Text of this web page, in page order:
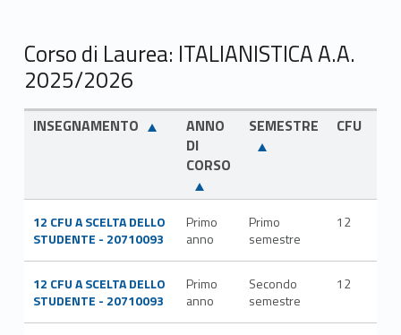
Corso di Laurea: ITALIANISTICA A.A.
2025/2026
INSEGNAMENTO
ANNO
DI
CORSO
SEMESTRE CFU
12 CFU A SCELTA DELLO
STUDENTE - 20710093
Primo
anno
Primo
semestre
12
12 CFU A SCELTA DELLO
STUDENTE - 20710093
Primo
anno
Secondo
semestre
12